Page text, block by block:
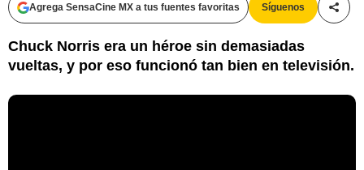
Agrega SensaCine MX a tus fuentes favoritas Síguenos
Chuck Norris era un héroe sin demasiadas
vueltas, y por eso funcionó tan bien en televisión.